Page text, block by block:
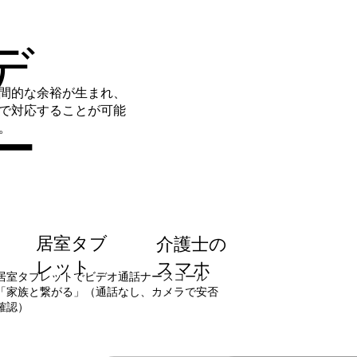
室タブレットでビデオ通話ナースコール
家族と繋がる」（通話なし、カメラで安否
認）
介護士の
スマホ
居室タブ
レット
な余裕が生まれ、
対応することが可能